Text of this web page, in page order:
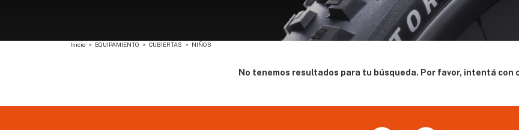
Inicio > EQUIPAMIENTO > CUBIERTAS > NIÑOS
No tenemos resultados para tu búsqueda. Por favor, intentá con